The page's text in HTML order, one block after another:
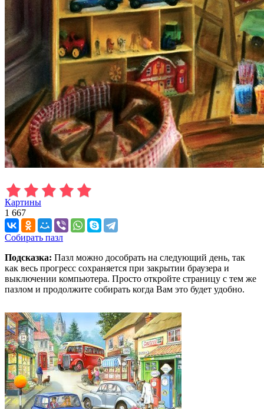
Картины
1 667
Собирать пазл
Подсказка: Пазл можно дособрать на следующий день, так
как весь прогресс сохраняется при закрытии браузера и
выключении компьютера. Просто откройте страницу с тем же
пазлом и продолжите собирать когда Вам это будет удобно.